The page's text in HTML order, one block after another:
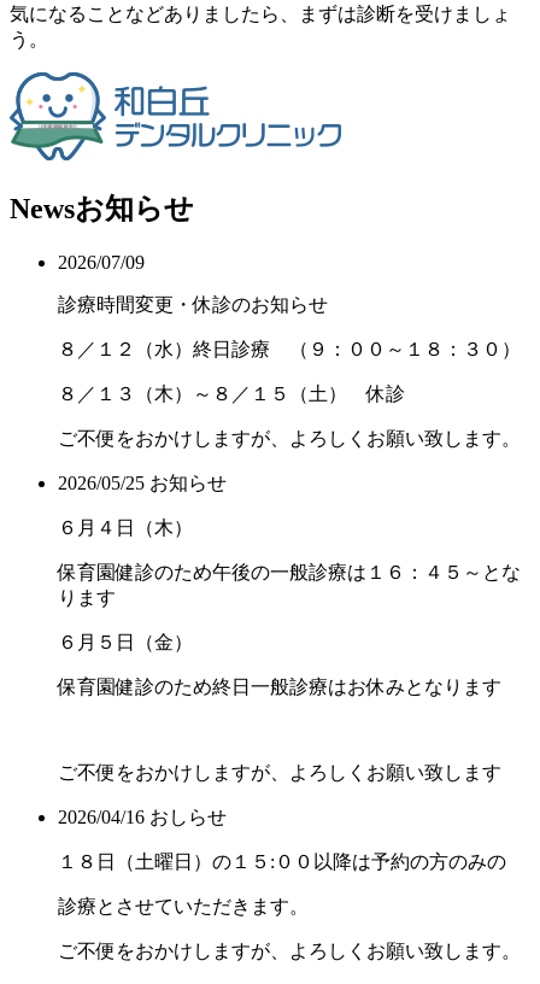
気になることなどありましたら、まずは診断を受けましょ
う。
Newsお知らせ
2026/07/09
診療時間変更・休診のお知らせ
８／１２（水）終日診療 （９：００～１８：３０）
８／１３（木）～８／１５（土） 休診
ご不便をおかけしますが、よろしくお願い致します。
2026/05/25 お知らせ
６月４日（木）
保育園健診のため午後の一般診療は１６：４５～とな
ります
６月５日（金）
保育園健診のため終日一般診療はお休みとなります
ご不便をおかけしますが、よろしくお願い致します
2026/04/16 おしらせ
１８日（土曜日）の１５:００以降は予約の方のみの
診療とさせていただきます。
ご不便をおかけしますが、よろしくお願い致します。